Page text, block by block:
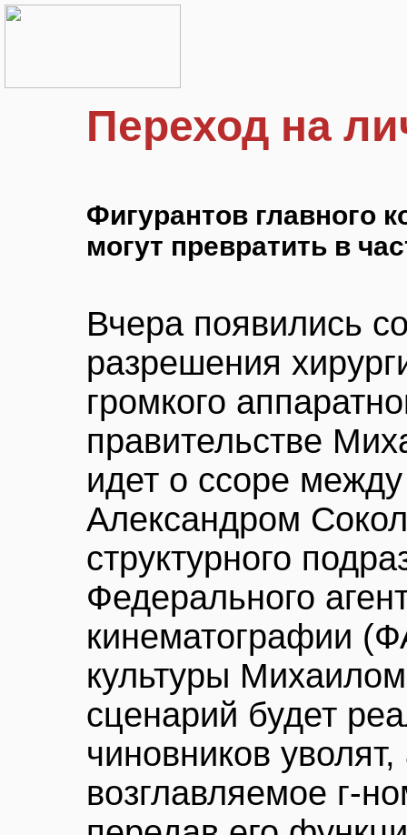
Переход на
Фигурантов главного
могут превратить в
Вчера появились
разрешения
громкого
правительстве
идет о ссоре
Александром
структурного
Федерального
кинематографии
культуры
сценарий будет
чиновников уволят,
возглавляемое г-